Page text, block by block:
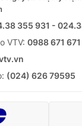
355 931 -
VTV: 0988 671 671
(024) 626 79595